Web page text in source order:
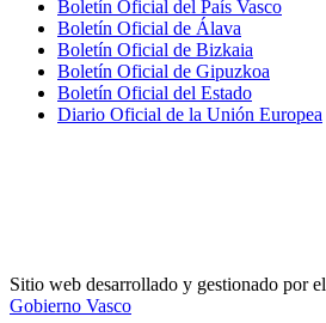
Boletín Oficial del País Vasco
Boletín Oficial de Álava
Boletín Oficial de Bizkaia
Boletín Oficial de Gipuzkoa
Boletín Oficial del Estado
Diario Oficial de la Unión Europea
Sitio web desarrollado y gestionado por el
Gobierno Vasco